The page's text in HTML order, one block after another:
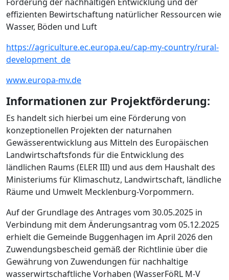
effizienten Bewirtschaftung natürlicher Ressourcen wie
Wasser, Böden und Luft
https://agriculture.ec.europa.eu/cap-my-country/rural-
development_de
www.europa-mv.de
Informationen zur Projektförderung:
Es handelt sich hierbei um eine Förderung von
konzeptionellen Projekten der naturnahen
Gewässerentwicklung aus Mitteln des Europäischen
Landwirtschaftsfonds für die Entwicklung des
ländlichen Raums (ELER III) und aus dem Haushalt des
Ministeriums für Klimaschutz, Landwirtschaft, ländliche
Räume und Umwelt Mecklenburg-Vorpommern.
Auf der Grundlage des Antrages vom 30.05.2025 in
Verbindung mit dem Änderungsantrag vom 05.12.2025
erhielt die Gemeinde Buggenhagen im April 2026 den
Zuwendungsbescheid gemäß der Richtlinie über die
Gewährung von Zuwendungen für nachhaltige
wasserwirtschaftliche Vorhaben (WasserFöRL M-V